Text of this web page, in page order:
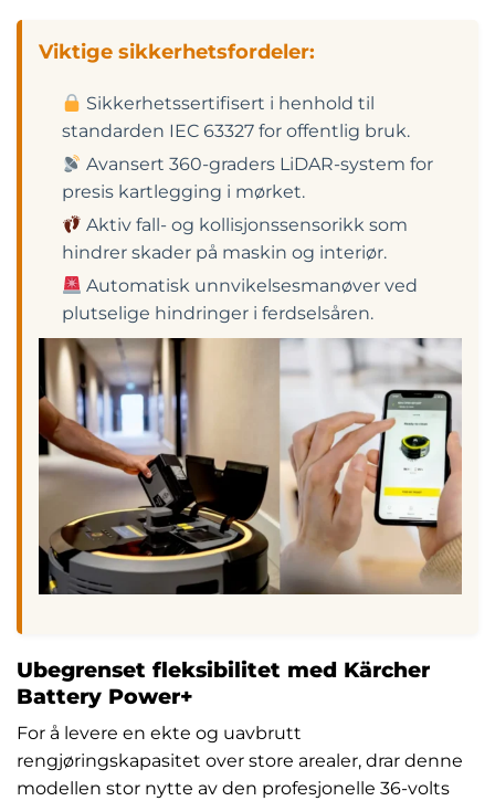
Viktige sikkerhetsfordeler:
Sikkerhetssertifisert i henhold til
standarden IEC 63327 for offentlig bruk.
Avansert 360-graders LiDAR-system for
presis kartlegging i mørket.
Aktiv fall- og kollisjonssensorikk som
hindrer skader på maskin og interiør.
Automatisk unnvikelsesmanøver ved
plutselige hindringer i ferdselsåren.
Ubegrenset fleksibilitet med Kärcher
Battery Power+
For å levere en ekte og uavbrutt
rengjøringskapasitet over store arealer, drar denne
modellen stor nytte av den profesjonelle 36-volts